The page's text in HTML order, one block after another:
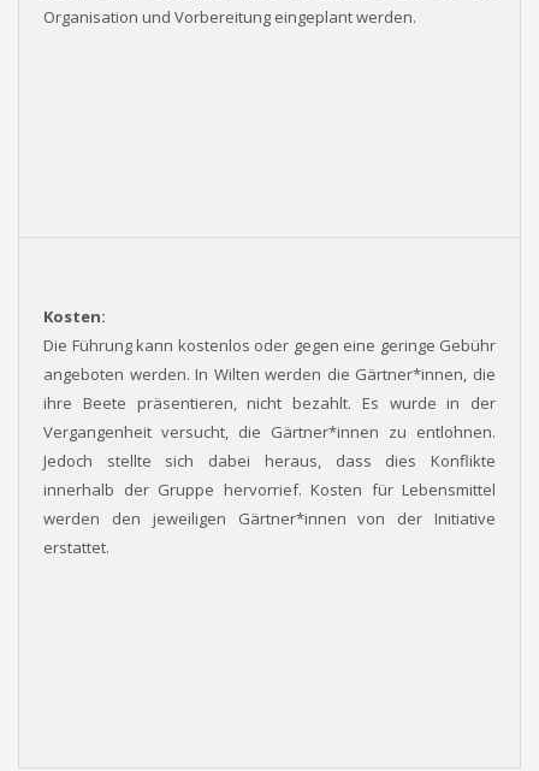
Organisation und Vorbereitung eingeplant werden.
Kosten:
Die Führung kann kostenlos oder gegen eine geringe Gebühr
angeboten werden. In Wilten werden die Gärtner*innen, die
ihre Beete präsentieren, nicht bezahlt. Es wurde in der
Vergangenheit versucht, die Gärtner*innen zu entlohnen.
Jedoch stellte sich dabei heraus, dass dies Konflikte
innerhalb der Gruppe hervorrief. Kosten für Lebensmittel
werden den jeweiligen Gärtner*innen von der Initiative
erstattet.